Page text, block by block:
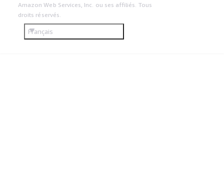
Amazon Web Services, Inc. ou ses affiliés. Tous
droits réservés.
Français